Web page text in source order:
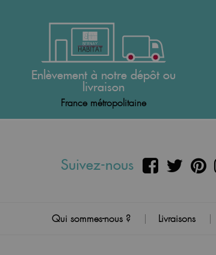
Enlèvement à notre dépôt ou
livraison
France métropolitaine
Suivez-nous
Qui sommes-nous ? Livraisons